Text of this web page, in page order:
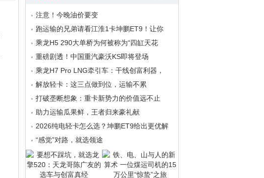
注意！今晚油价要变
跑运输的兄弟请看江淮1卡坤鹏ET9！让你
乘龙H5 290大单桥为何被称为“四缸天花
重磅剧透！中国重汽豪沃KS即将登场
乘龙H7 Pro LNG牵引车：干线创富利器，
解放轻卡：这三点做到位，运输不累
打破垄断想象：重卡新势力的价值远不止
助力运输瓜果鲜，王者归来豪礼献
2026纯电轻卡怎么选？坤鹏ET9给出更优解
“感觉”对路，就选领途